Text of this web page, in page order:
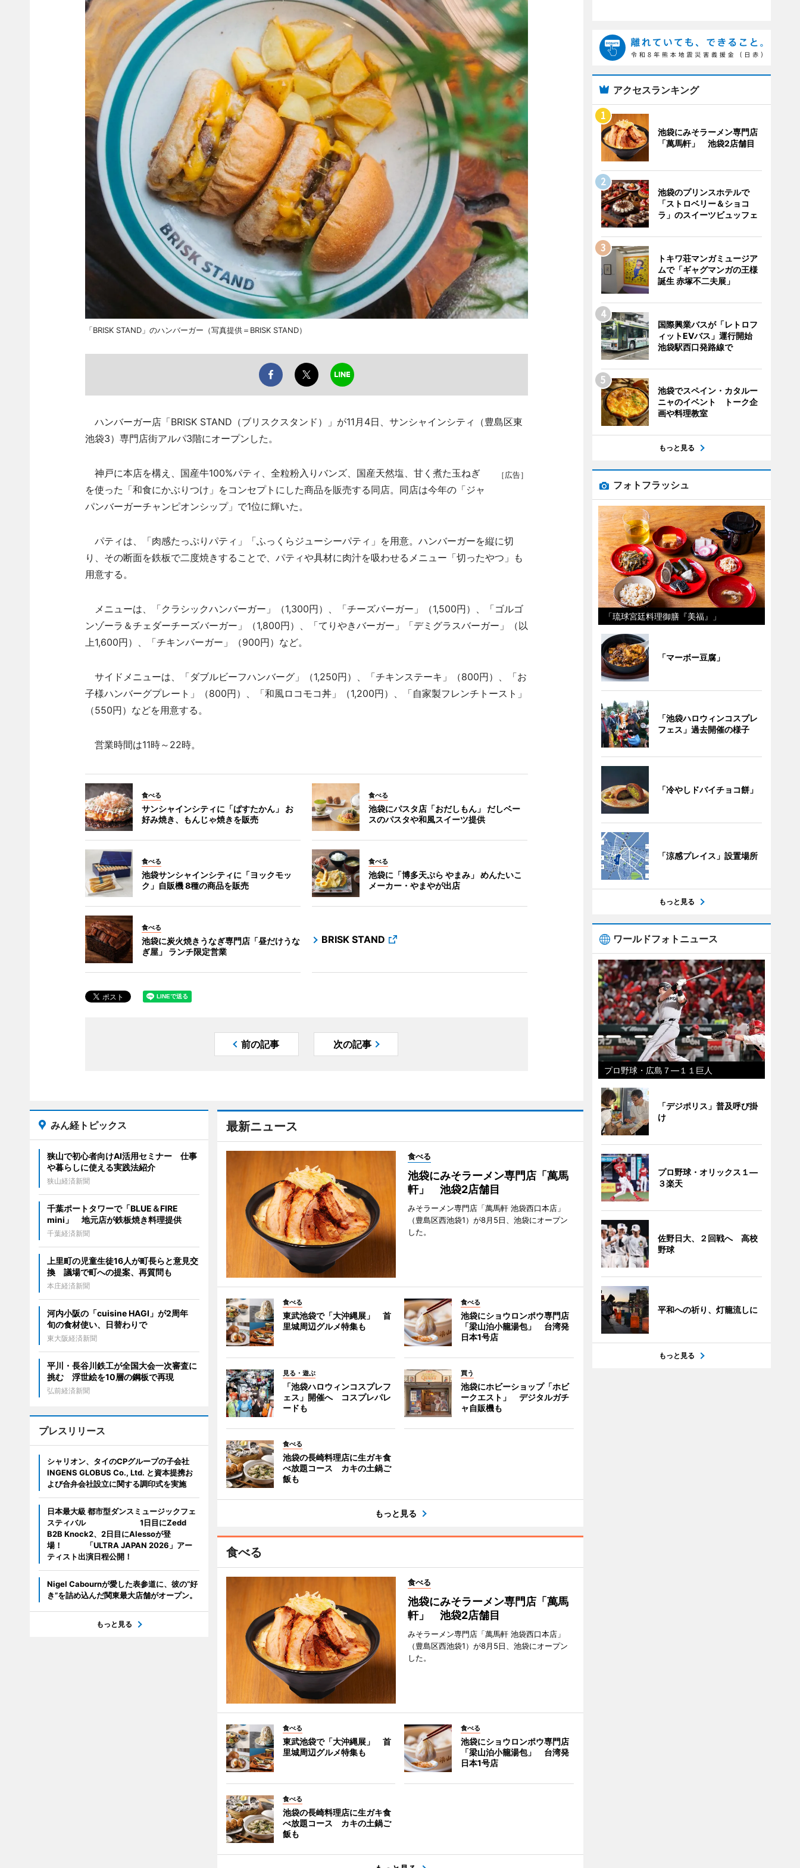
「BRISK STAND」のハンバーガー（写真提供＝BRISK STAND）
ハンバーガー店「BRISK STAND（ブリスクスタンド）」が11月4日、サンシャインシティ（豊島区東
池袋3）専門店街アルパ3階にオープンした。
［広告］
神戸に本店を構え、国産牛100%パティ、全粒粉入りバンズ、国産天然塩、甘く煮た玉ねぎ
を使った「和食にかぶりつけ」をコンセプトにした商品を販売する同店。同店は今年の「ジャ
パンバーガーチャンピオンシップ」で1位に輝いた。
パティは、「肉感たっぷりパティ」「ふっくらジューシーパティ」を用意。ハンバーガーを縦に切
り、その断面を鉄板で二度焼きすることで、パティや具材に肉汁を吸わせるメニュー「切ったやつ」も
用意する。
メニューは、「クラシックハンバーガー」（1,300円）、「チーズバーガー」（1,500円）、「ゴルゴ
ンゾーラ＆チェダーチーズバーガー」（1,800円）、「てりやきバーガー」「デミグラスバーガー」（以
上1,600円）、「チキンバーガー」（900円）など。
サイドメニューは、「ダブルビーフハンバーグ」（1,250円）、「チキンステーキ」（800円）、「お
子様ハンバーグプレート」（800円）、「和風ロコモコ丼」（1,200円）、「自家製フレンチトースト」
（550円）などを用意する。
営業時間は11時～22時。
食べる
サンシャインシティに「ぱすたかん」 お
好み焼き、もんじゃ焼きを販売
食べる
池袋にパスタ店「おだしもん」 だしベー
スのパスタや和風スイーツ提供
食べる
池袋サンシャインシティに「ヨックモッ
ク」自販機 8種の商品を販売
食べる
池袋に「博多天ぷら やまみ」 めんたいこ
メーカー・やまやが出店
食べる
池袋に炭火焼きうなぎ専門店「昼だけうな
ぎ屋」 ランチ限定営業
BRISK STAND
前の記事 次の記事
最新ニュース
食べる
池袋にみそラーメン専門店「萬馬
軒」 池袋2店舗目
みそラーメン専門店「萬馬軒 池袋西口本店」
（豊島区西池袋1）が8月5日、池袋にオープン
した。
食べる
東武池袋で「大沖縄展」 首
里城周辺グルメ特集も
食べる
池袋にショウロンポウ専門店
「梁山泊小籠湯包」 台湾発
日本1号店
見る・遊ぶ
「池袋ハロウィンコスプレフ
ェス」開催へ コスプレパレ
ードも
買う
池袋にホビーショップ「ホビ
ークエスト」 デジタルガチ
ャ自販機も
食べる
池袋の長崎料理店に生ガキ食
べ放題コース カキの土鍋ご
飯も
もっと見る
食べる
食べる
池袋にみそラーメン専門店「萬馬
軒」 池袋2店舗目
みそラーメン専門店「萬馬軒 池袋西口本店」
（豊島区西池袋1）が8月5日、池袋にオープン
した。
食べる
東武池袋で「大沖縄展」 首
里城周辺グルメ特集も
食べる
池袋にショウロンポウ専門店
「梁山泊小籠湯包」 台湾発
日本1号店
食べる
池袋の長崎料理店に生ガキ食
べ放題コース カキの土鍋ご
飯も
みん経トピックス
狭山で初心者向けAI活用セミナー 仕事
や暮らしに使える実践法紹介
狭山経済新聞
千葉ポートタワーで「BLUE＆FIRE
mini」 地元店が鉄板焼き料理提供
千葉経済新聞
上里町の児童生徒16人が町長らと意見交
換 議場で町への提案、再質問も
本庄経済新聞
河内小阪の「cuisine HAGI」が2周年
旬の食材使い、日替わりで
東大阪経済新聞
平川・長谷川鉄工が全国大会一次審査に
挑む 浮世絵を10層の鋼板で再現
弘前経済新聞
プレスリリース
シャリオン、タイのCPグループの子会社
INGENS GLOBUS Co., Ltd. と資本提携お
よび合弁会社設立に関する調印式を実施
日本最大級 都市型ダンスミュージックフェ
スティバル 1日目にZedd
B2B Knock2、2日目にAlessoが登
場！ 「ULTRA JAPAN 2026」アー
ティスト出演日程公開！
Nigel Cabournが愛した表参道に、彼の“好
き”を詰め込んだ関東最大店舗がオープン。
もっと見る
アクセスランキング
池袋にみそラーメン専門店
「萬馬軒」 池袋2店舗目
池袋のプリンスホテルで
「ストロベリー＆ショコ
ラ」のスイーツビュッフェ
トキワ荘マンガミュージア
ムで「ギャグマンガの王様
誕生 赤塚不二夫展」
国際興業バスが「レトロフ
ィットEVバス」運行開始
池袋駅西口発路線で
池袋でスペイン・カタルー
ニャのイベント トーク企
画や料理教室
もっと見る
フォトフラッシュ
「琉球宮廷料理御膳『美福』」
「マーボー豆腐」
「池袋ハロウィンコスプレ
フェス」過去開催の様子
「冷やしドバイチョコ餅」
「涼感プレイス」設置場所
もっと見る
ワールドフォトニュース
プロ野球・広島７―１１巨人
「デジポリス」普及呼び掛
け
プロ野球・オリックス１―
３楽天
佐野日大、２回戦へ 高校
野球
平和への祈り、灯籠流しに
もっと見る